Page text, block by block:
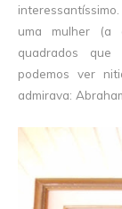
uma mulher (a
quadrados que
podemos ver
admirava: